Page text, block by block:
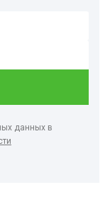
данных в